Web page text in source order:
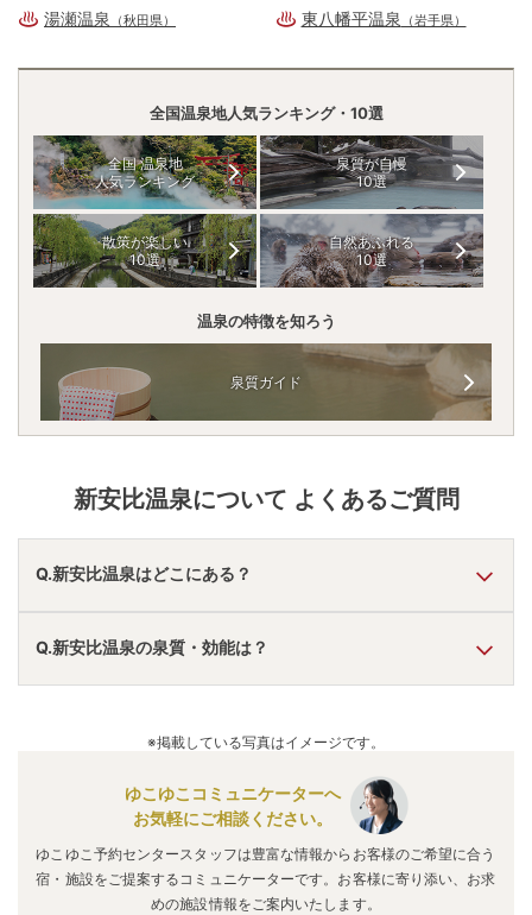
湯瀬温泉 （秋田県） 東八幡平温泉 （岩手県）
全国温泉地人気ランキング・10選
全国 温泉地
人気ランキング
泉質が自慢
10選
散策が楽しい
10選
自然あふれる
10選
温泉の特徴を知ろう
泉質ガイド
新安比温泉について よくあるご質問
Q.新安比温泉はどこにある？
A. 新安比温泉 は、岩手県八幡平市
車でお越しの方は、安代ICから車で約3分。
電車でお越しの方は、荒屋新町駅からタクシーで約5分。
Q.新安比温泉の泉質・効能は？
などと言われています。
※掲載している写真はイメージです。
ゆこゆこコミュニケーターへ
お気軽にご相談ください。
ゆこゆこ予約センタースタッフは豊富な情報からお客様のご希望に合う
宿・施設をご提案するコミュニケーターです。お客様に寄り添い、お求
めの施設情報をご案内いたします。